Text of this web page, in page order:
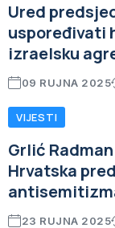
Ured
uspoređivati
izraelsku
09 RUJNA 2025
VIJESTI
Grlić
Hrvatska
23 RUJNA 2025